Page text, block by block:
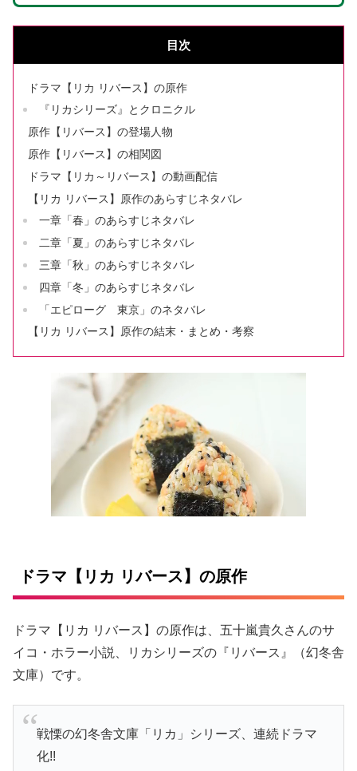
目次
ドラマ【リカ リバース】の原作
『リカシリーズ』とクロニクル
原作【リバース】の登場人物
原作【リバース】の相関図
ドラマ【リカ～リバース】の動画配信
【リカ リバース】原作のあらすじネタバレ
一章「春」のあらすじネタバレ
二章「夏」のあらすじネタバレ
三章「秋」のあらすじネタバレ
四章「冬」のあらすじネタバレ
「エピローグ 東京」のネタバレ
【リカ リバース】原作の結末・まとめ・考察
ドラマ【リカ リバース】の原作
ドラマ【リカ リバース】の原作は、五十嵐貴久さんのサ
イコ・ホラー小説、リカシリーズの『リバース』（幻冬舎
文庫）です。
戦慄の幻冬舎文庫「リカ」シリーズ、連続ドラマ
化!!